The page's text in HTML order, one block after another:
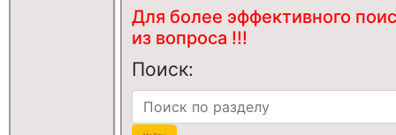
Для более эффективного
из вопроса !!!
Поиск: